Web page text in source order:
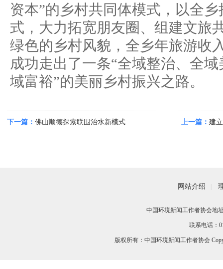
资本”的乡村共同体模式，以全
式，大力拓宽朋友圈、组建文旅
绿色的乡村风貌，全乡年旅游收
成功走出了一条“全域整治、全
域富裕”的美丽乡村振兴之路。
下一篇： 佛山顺德探索联围治水新模式 上一篇： 建
网站介绍
中国环境新闻工作者协会地
联系电话：
版权所有：中国环境新闻工作者协会